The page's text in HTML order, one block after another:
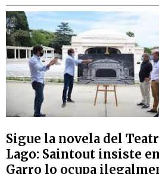
Sigue la novela del
Lago: Saintout insiste
Garro lo ocupa